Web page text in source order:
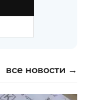
все новости →